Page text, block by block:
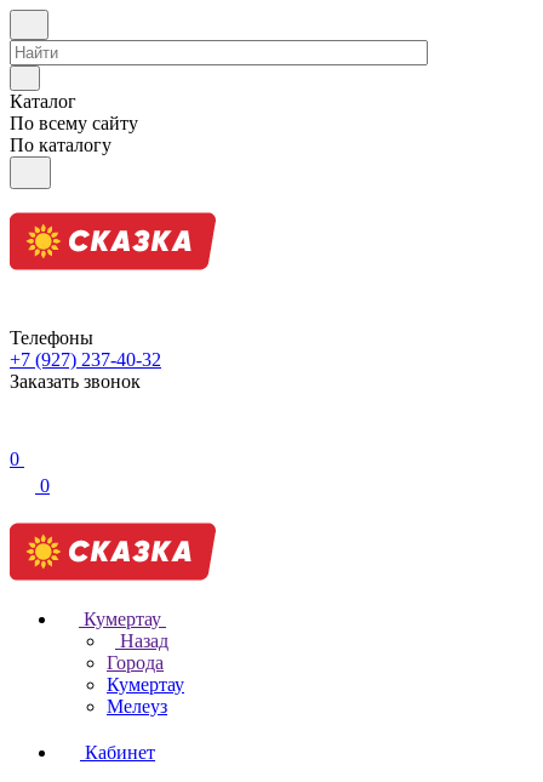
Каталог
По всему сайту
По каталогу
Телефоны
+7 (927) 237-40-32
Заказать звонок
0
0
Кумертау
Назад
Города
Кумертау
Мелеуз
Кабинет